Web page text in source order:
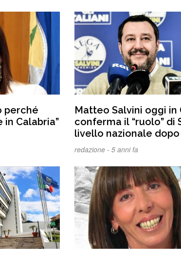
perché
in Calabria”
Matteo Salvini oggi in
conferma il “ruolo” di
livello nazionale
mancato “ticket”
redazione -5 anni fa